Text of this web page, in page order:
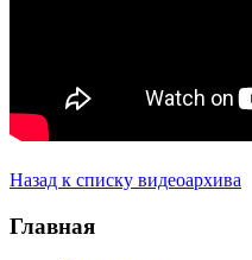
Назад к списку видеоархива
Главная